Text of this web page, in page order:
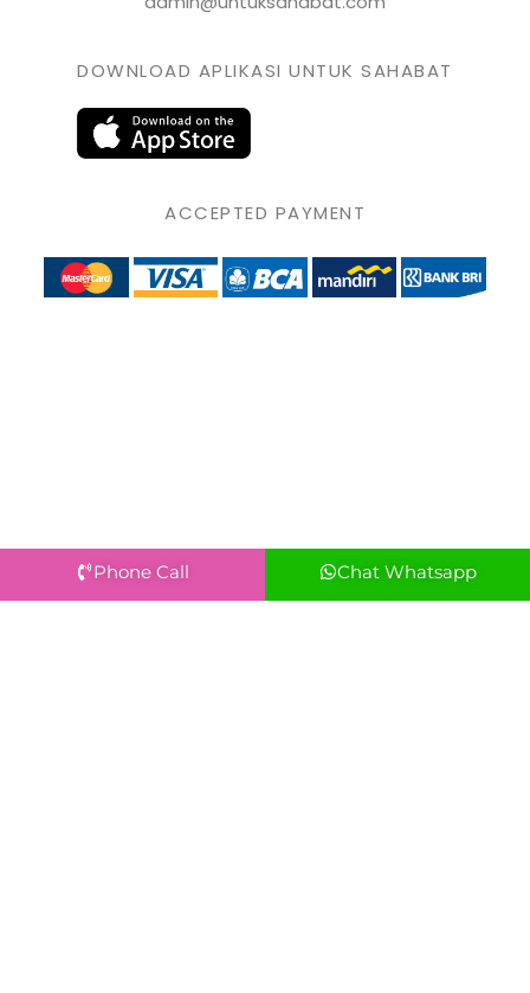
DOWNLOAD APLIKASI UNTUK SAHABAT
ACCEPTED PAYMENT
Phone Call Chat Whatsapp